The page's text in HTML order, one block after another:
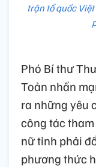
trận tổ quốc
Phó Bí thư
Toản nhấn
ra những yêu
công tác
nữ tỉnh phải
phương thức